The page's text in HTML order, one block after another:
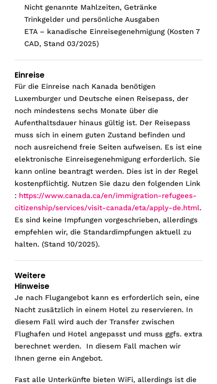
Nicht genannte Mahlzeiten, Getränke
Trinkgelder und persönliche Ausgaben
ETA – kanadische Einreisegenehmigung (Kosten 7
CAD, Stand 03/2025)
Einreise
Für die Einreise nach Kanada benötigen
Luxemburger und Deutsche einen Reisepass, der
noch mindestens sechs Monate über die
Aufenthaltsdauer hinaus gültig ist. Der Reisepass
muss sich in einem guten Zustand befinden und
noch ausreichend freie Seiten aufweisen. Es ist eine
elektronische Einreisegenehmigung erforderlich. Sie
kann online beantragt werden. Dies ist in der Regel
kostenpflichtig. Nutzen Sie dazu den folgenden Link
: https://www.canada.ca/en/immigration-refugees-
citizenship/services/visit-canada/eta/apply-de.html.
Es sind keine Impfungen vorgeschrieben, allerdings
empfehlen wir, die Standardimpfungen aktuell zu
halten. (Stand 10/2025).
Weitere
Hinweise
Je nach Flugangebot kann es erforderlich sein, eine
Nacht zusätzlich in einem Hotel zu reservieren. In
diesem Fall wird auch der Transfer zwischen
Flughafen und Hotel angepasst und muss ggfs. extra
berechnet werden. In diesem Fall machen wir
Ihnen gerne ein Angebot.
Fast alle Unterkünfte bieten WiFi, allerdings ist die